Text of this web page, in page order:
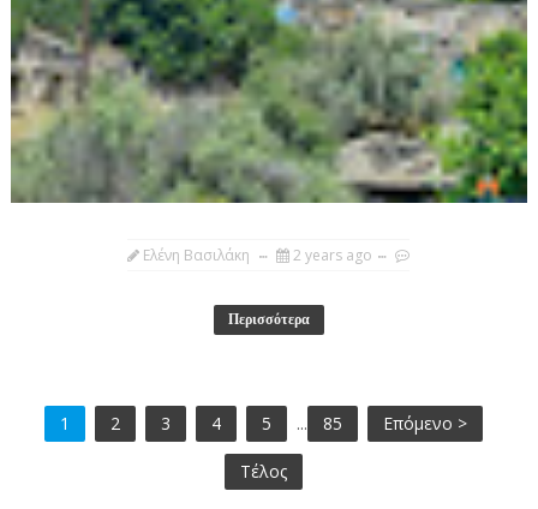
Ελένη Βασιλάκη 2 years ago
Περισσότερα
1 2 3 4 5 ... 85 Επόμενο >
Τέλος